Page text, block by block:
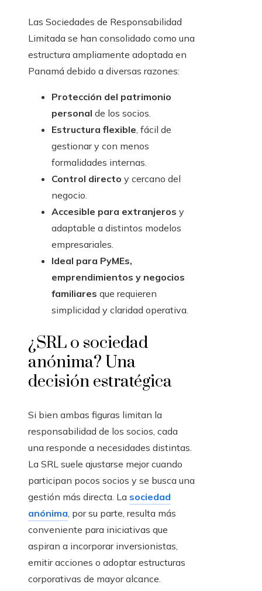
Las Sociedades de Responsabilidad
Limitada se han consolidado como una
estructura ampliamente adoptada en
Panamá debido a diversas razones:
Protección del patrimonio
personal de los socios.
Estructura flexible, fácil de
gestionar y con menos
formalidades internas.
Control directo y cercano del
negocio.
Accesible para extranjeros y
adaptable a distintos modelos
empresariales.
Ideal para PyMEs,
emprendimientos y negocios
familiares que requieren
simplicidad y claridad operativa.
¿SRL o sociedad
anónima? Una
decisión estratégica
Si bien ambas figuras limitan la
responsabilidad de los socios, cada
una responde a necesidades distintas.
La SRL suele ajustarse mejor cuando
participan pocos socios y se busca una
gestión más directa. La sociedad
anónima, por su parte, resulta más
conveniente para iniciativas que
aspiran a incorporar inversionistas,
emitir acciones o adoptar estructuras
corporativas de mayor alcance.